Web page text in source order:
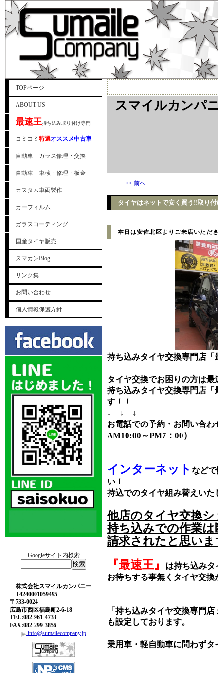
TOPページ
ABOUT US
最速王持ち込み取り付け専門
コミコミ 特選オススメ中古車
自動車 ガラス修理・交換
自動車 車検・修理・板金
カスタム車両製作
カーフィルム
ガラスコーティング
国産タイヤ販売
スマカンBlog
リンク集
お問い合わせ
個人情報保護方針
Googleサイト内検索
株式会社スマイルカンパニー
T4240001059495
〒733-0024
広島市西区福島町2-6-18
TEL:082-961-4733
FAX:082-299-3856
info@sumailecompany.jp
スマイルカンパ
<< 前へ
タイヤはネットで安く買う!!取り
本日は安佐北区よりご来店いただ
持ち込みタイヤ交換専門店「
タイヤ交換でお困りの方は
持ち込みタイヤ交換専門店
す！！
↓ ↓ ↓
お電話での予約・お問い合
AM10:00～PM7：00）
インターネット など
い！
持込でのタイヤ組み替えいた
他店のタイヤ交換
持ち込みでの作業
請求されたと思いま
『最速王』
は持ち込み
お待ちする事無くタイヤ交換
「持ち込みタイヤ交換専門
も設定しております。
乗用車・軽自動車に問わずタ